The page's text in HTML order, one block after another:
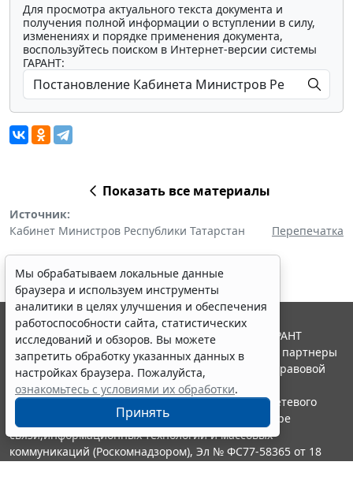
Для просмотра актуального текста документа и
получения полной информации о вступлении в силу,
изменениях и порядке применения документа,
воспользуйтесь поиском в Интернет-версии системы
ГАРАНТ:
Показать все материалы
Источник:
Кабинет Министров Республики Татарстан
Перепечатка
Мы обрабатываем локальные данные
браузера и используем инструменты
аналитики в целях улучшения и обеспечения
работоспособности сайта, статистических
исследований и обзоров. Вы можете
запретить обработку указанных данных в
настройках браузера. Пожалуйста,
ознакомьтесь с условиями их обработки.
Принять
© ООО "НПП "ГАРАНТ-СЕРВИС", 2026. Система ГАРАНТ
выпускается с 1990 года. Компания "Гарант" и ее партнеры
являются участниками Российской ассоциации правовой
информации ГАРАНТ.
Портал ГАРАНТ.РУ зарегистрирован в качестве сетевого
издания Федеральной службой по надзору в сфере
связи,информационных технологий и массовых
коммуникаций (Роскомнадзором), Эл № ФС77-58365 от 18